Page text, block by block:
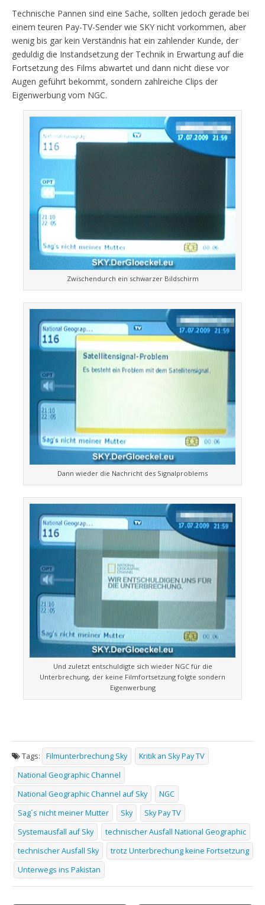
Technische Pannen sind eine Sache, sollten jedoch gerade bei
einem teuren Pay-TV-Sender wie SKY nicht vorkommen, aber
wenig bis gar kein Verständnis hat ein zahlender Kunde, der
geduldig die Instandsetzung der Technik in Erwartung auf die
Fortsetzung des Films abwartet und dann nicht diese vor
Augen geführt bekommt, sondern zahlreiche Clips der
Eigenwerbung vom NGC.
Zwischendurch ein schwarzer Bildschirm
Dann wieder die Nachricht des Signalproblems
Und zuletzt entschuldigte sich wieder NGC für die
Unterbrechung, der keine Filmfortsetzung folgte sondern
Eigenwerbung
Tags: Filmunterbrechung Sky
Kritik an Sky Pay TV
National Geographic Channel
National Geographic Channel auf Sky
NGC
Sag´s nicht meiner Mutter
Sky
Sky Pay TV
Systemausfall auf Sky
technischer Ausfall National Geographic
technischer Ausfall Sky
trotz Unterbrechung keine Fortsetzung
Unterwegs ins Pakistan